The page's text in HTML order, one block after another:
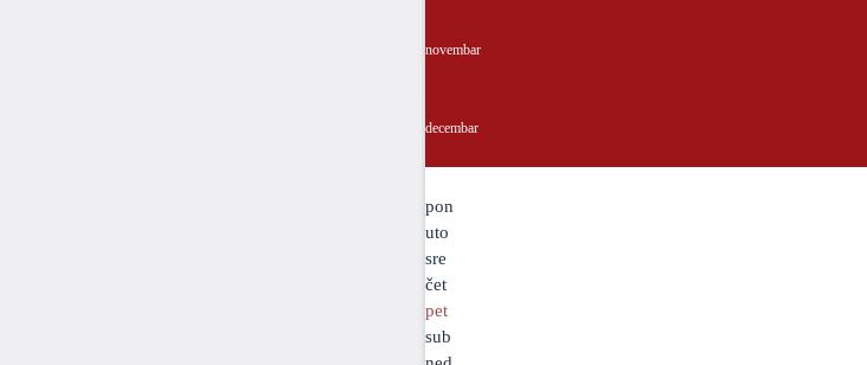
novembar
decembar
pon
uto
sre
čet
pet
sub